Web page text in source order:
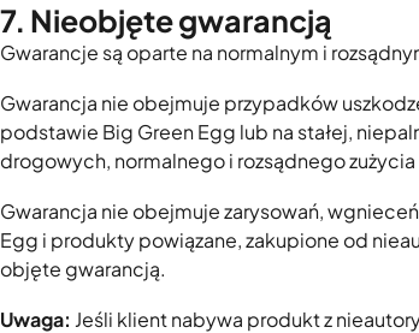
7. Nieobjęte gwarancją
Gwarancje są oparte na normalnym i
Gwarancja nie obejmuje przypadków
podstawie Big Green Egg lub na stałej,
drogowych, normalnego i rozsądnego
Gwarancja nie obejmuje zarysowań,
Egg i produkty powiązane, zakupione od
objęte gwarancją.
Uwaga: Jeśli klient nabywa produkt z